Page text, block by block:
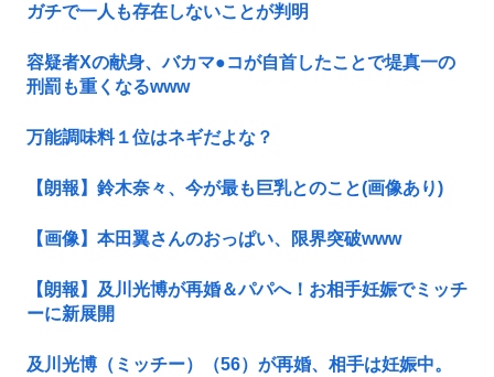
ガチで一人も存在しないことが判明
容疑者Xの献身、バカマ●コが自首したことで堤真一の
刑罰も重くなるwww
万能調味料１位はネギだよな？
【朗報】鈴木奈々、今が最も巨乳とのこと(画像あり)
【画像】本田翼さんのおっぱい、限界突破www
【朗報】及川光博が再婚＆パパへ！お相手妊娠でミッチ
ーに新展開
及川光博（ミッチー）（56）が再婚、相手は妊娠中。